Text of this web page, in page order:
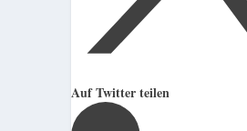
Auf Twitter teilen